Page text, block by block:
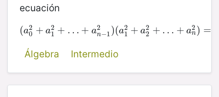
ecuación
(a2
0 + a2
1 + … + a2
n−1)(a2
1 + a2
2 + … + a2
n) =
(a02+a 1 2 +… +a −12)( a1 2+ a22+ …+an 2)=
Álgebra
Intermedio